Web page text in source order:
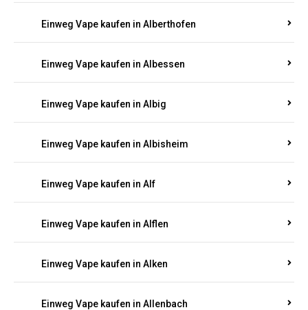
Einweg Vape kaufen in Alberthofen
Einweg Vape kaufen in Albessen
Einweg Vape kaufen in Albig
Einweg Vape kaufen in Albisheim
Einweg Vape kaufen in Alf
Einweg Vape kaufen in Alflen
Einweg Vape kaufen in Alken
Einweg Vape kaufen in Allenbach